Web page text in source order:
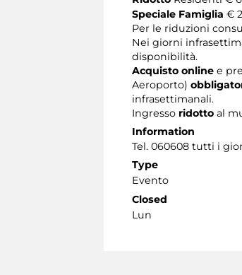
Speciale Famiglia €
Per le riduzioni
Nei giorni
disponibilità.
Acquisto online e
Aeroporto)
infrasettimanali.
Ingresso ridotto al
Information
Tel. 060608 tutti i
Type
Evento
Closed
Lun